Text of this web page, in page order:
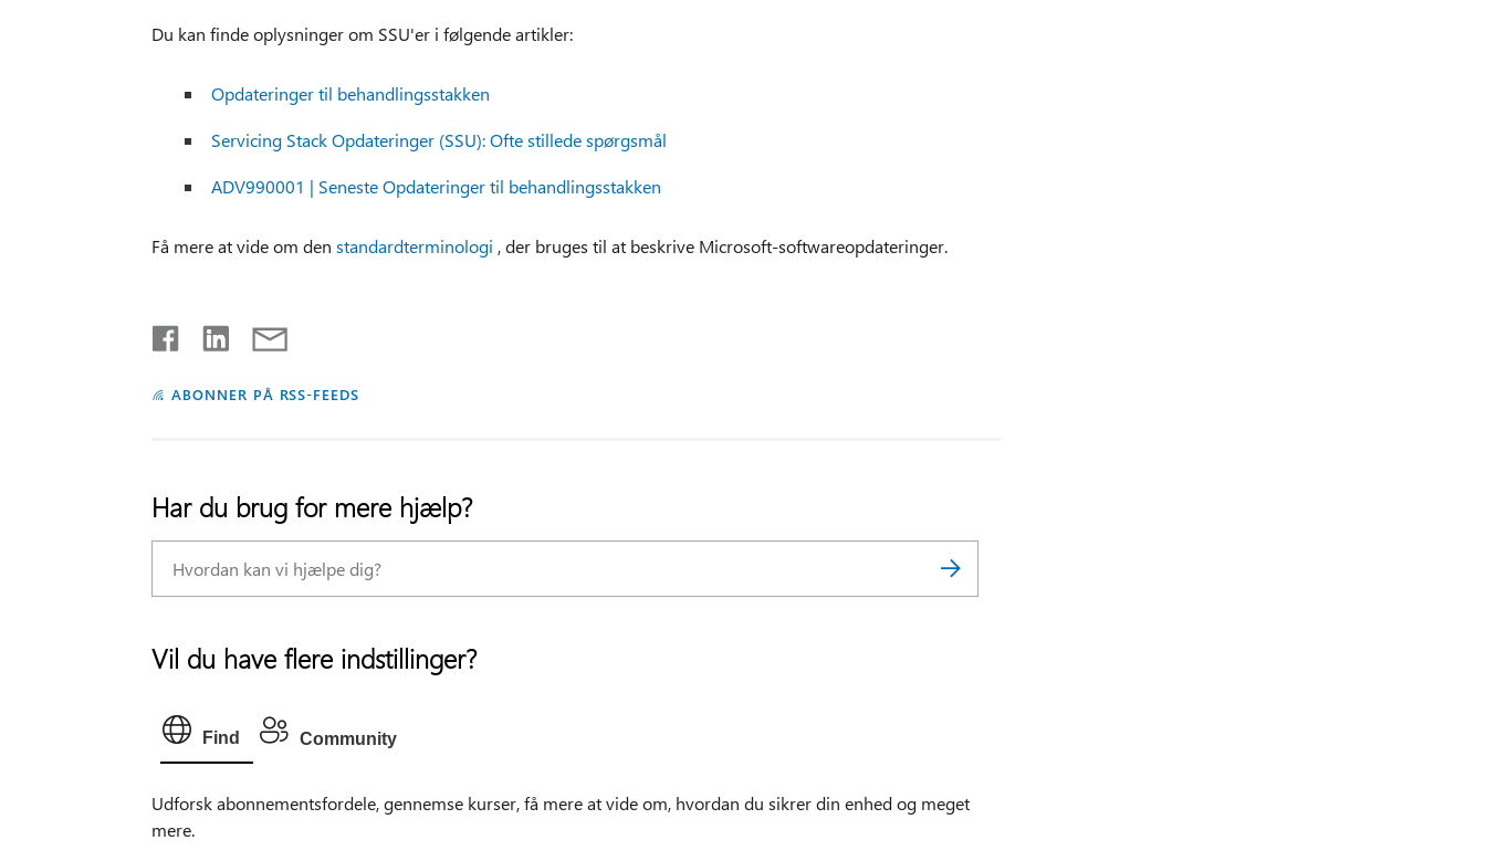
Du kan finde oplysninger om SSU'er i følgende artikler:
Opdateringer til behandlingsstakken
Servicing Stack Opdateringer (SSU): Ofte stillede spørgsmål
ADV990001 | Seneste Opdateringer til behandlingsstakken
Få mere at vide om den standardterminologi , der bruges til at beskrive Microsoft-softwareopdateringer.
ABONNER PÅ RSS-FEEDS
Har du brug for mere hjælp?
Vil du have flere indstillinger?
Find Community
Udforsk abonnementsfordele, gennemse kurser, få mere at vide om, hvordan du sikrer din enhed og meget
mere.